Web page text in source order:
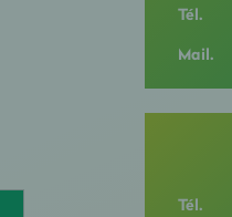
Tél.
Mail.
Tél.